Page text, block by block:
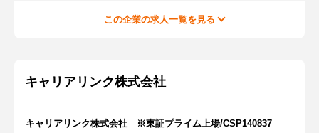
この企業の求人一覧を見る
キャリアリンク株式会社
キャリアリンク株式会社 ※東証プライム上場/CSP140837